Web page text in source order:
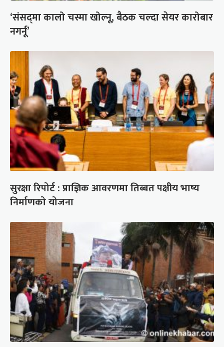
‘संसद्‍मा कालो चस्मा खोल्नू, बैठक चल्दा सेयर कारोबार
नगर्नू’
सुरक्षा रिपोर्ट : प्राज्ञिक आवरणमा तिब्बत पक्षीय भाष्य
निर्माणको योजना